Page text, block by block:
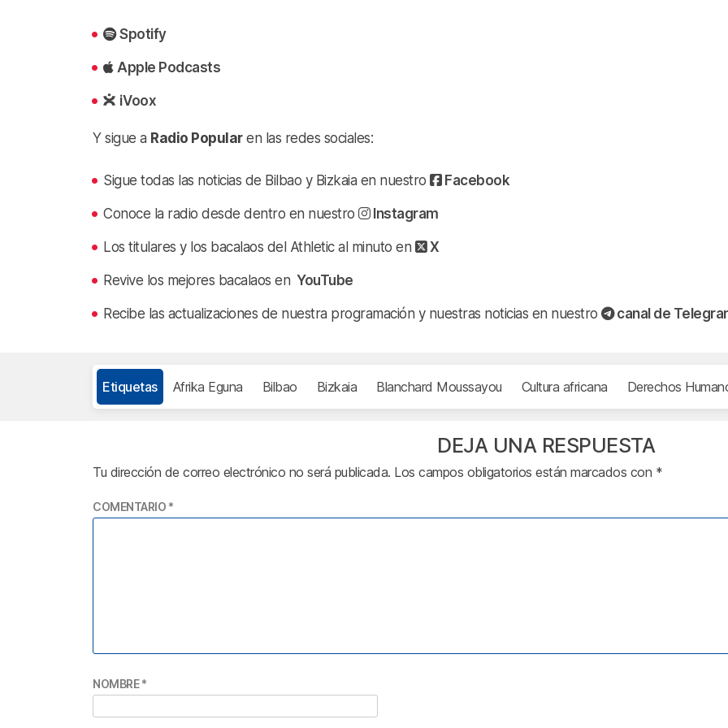
Spotify
Apple Podcasts
iVoox
Y sigue a Radio Popularen las redes sociales:
Sigue todas las noticias de Bilbao y Bizkaia en nuestro Facebook
Conoce la radio desde dentro en nuestro Instagram
Los titulares y los bacalaos del Athletic al minuto en X
Revive los mejores bacalaos en YouTube
Recibe las actualizaciones de nuestra programación y nuestras noticias en nuestro canal de
Etiquetas Afrika Eguna Bilbao Bizkaia Blanchard Moussayou Cultura africana Derechos
DEJA UNA RESPUESTA
Tu dirección de correo electrónico no será publicada. Los campos obligatorios están marcados con *
COMENTARIO *
NOMBRE*